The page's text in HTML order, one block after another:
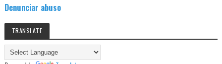
Denunciar abuso
TRANSLATE